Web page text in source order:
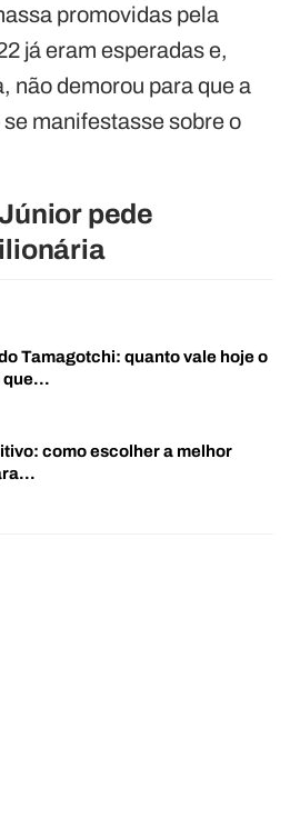
promovidas pela
já eram esperadas e,
não demorou para que a
manifestasse sobre o
pede
Tamagotchi: quanto vale hoje o
que…
como escolher a melhor